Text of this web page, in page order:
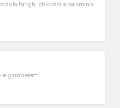
funghi chiodini e salamino
e gamberetti